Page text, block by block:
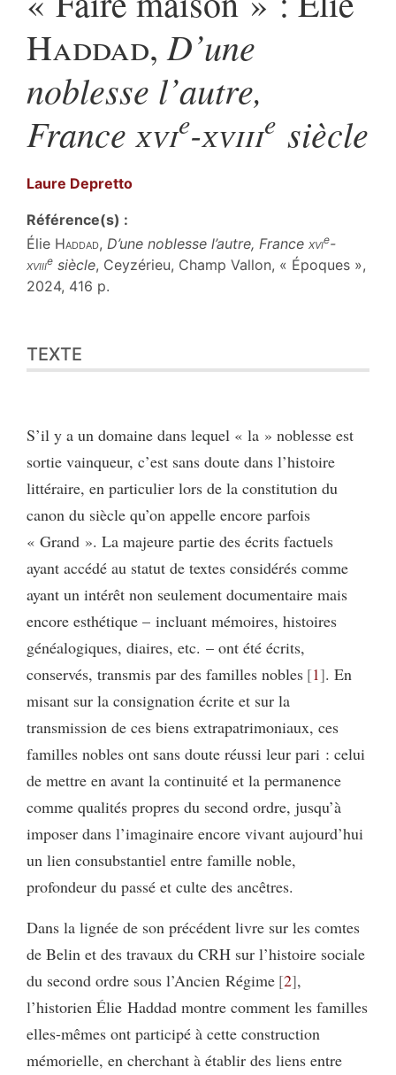
Haddad,D’une
noblesse l’autre,
France xvie-xviiie siècle
Laure Depretto
Référence(s) :
Élie Haddad, D’une noblesse l’autre, France xvie-
xviiie siècle, Ceyzérieu, Champ Vallon, « Époques »,
2024, 416 p.
Notes
Citer cet article
TEXTE
S’il y a un domaine dans lequel « la » noblesse est
sortie vainqueur, c’est sans doute dans l’histoire
littéraire, en particulier lors de la constitution du
canon du siècle qu’on appelle encore parfois
« Grand ». La majeure partie des écrits factuels
ayant accédé au statut de textes considérés comme
ayant un intérêt non seulement documentaire mais
encore esthétique – incluant mémoires, histoires
généalogiques, diaires, etc. – ont été écrits,
conservés, transmis par des familles nobles 1 . En
misant sur la consignation écrite et sur la
transmission de ces biens extrapatrimoniaux, ces
familles nobles ont sans doute réussi leur pari : celui
de mettre en avant la continuité et la permanence
comme qualités propres du second ordre, jusqu’à
imposer dans l’imaginaire encore vivant aujourd’hui
un lien consubstantiel entre famille noble,
profondeur du passé et culte des ancêtres.
Dans la lignée de son précédent livre sur les comtes
de Belin et des travaux du CRH sur l’histoire sociale
du second ordre sous l’Ancien Régime 2 ,
l’historien Élie Haddad montre comment les familles
elles-mêmes ont participé à cette construction
mémorielle, en cherchant à établir des liens entre